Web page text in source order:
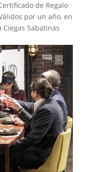
de Regalo
por un año, en
Sabatinas